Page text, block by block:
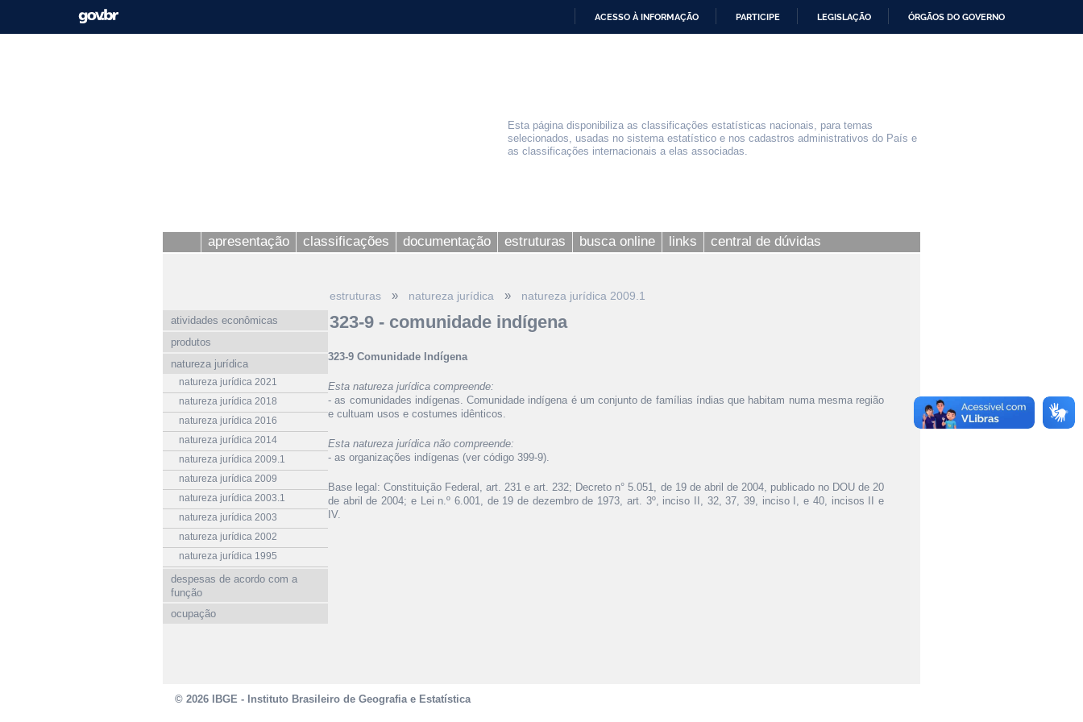
ACESSO À INFORMAÇÃO PARTICIPE LEGISLAÇÃO ÓRGÃOS DO GOVERNO
Esta página disponibiliza as classificações estatísticas nacionais, para temas
selecionados, usadas no sistema estatístico e nos cadastros administrativos do País e
as classificações internacionais a elas associadas.
apresentação classificações documentação estruturas busca online links central de dúvidas
atividades econômicas
produtos
natureza jurídica
natureza jurídica 2021
natureza jurídica 2018
natureza jurídica 2016
natureza jurídica 2014
natureza jurídica 2009.1
natureza jurídica 2009
natureza jurídica 2003.1
natureza jurídica 2003
natureza jurídica 2002
natureza jurídica 1995
despesas de acordo com a
função
ocupação
estruturas » natureza jurídica » natureza jurídica 2009.1
323-9 - comunidade indígena
323-9 Comunidade Indígena
Esta natureza jurídica compreende:
- as comunidades indígenas. Comunidade indígena é um conjunto de famílias índias que habitam numa mesma região
e cultuam usos e costumes idênticos.
Esta natureza jurídica não compreende:
- as organizações indígenas (ver código 399-9).
Base legal: Constituição Federal, art. 231 e art. 232; Decreto n° 5.051, de 19 de abril de 2004, publicado no DOU de 20
de abril de 2004; e Lei n.º 6.001, de 19 de dezembro de 1973, art. 3º, inciso II, 32, 37, 39, inciso I, e 40, incisos II e
IV.
© 2026 IBGE - Instituto Brasileiro de Geografia e Estatística